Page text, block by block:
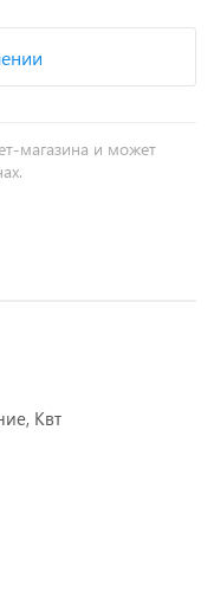
магазина и может
Квт